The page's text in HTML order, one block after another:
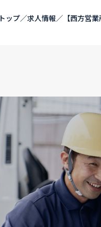
トップ／求人情報／ 【西方営